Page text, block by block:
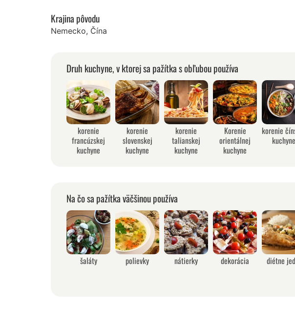
Krajina pôvodu
Nemecko, Čína
Druh kuchyne, v ktorej sa pažítka s obľubou používa
korenie
francúzskej
kuchyne
korenie
slovenskej
kuchyne
korenie
talianskej
kuchyne
Korenie
orientálnej
kuchyne
korenie
kuchyne
Na čo sa pažítka väčšinou používa
šaláty polievky nátierky dekorácia diétne